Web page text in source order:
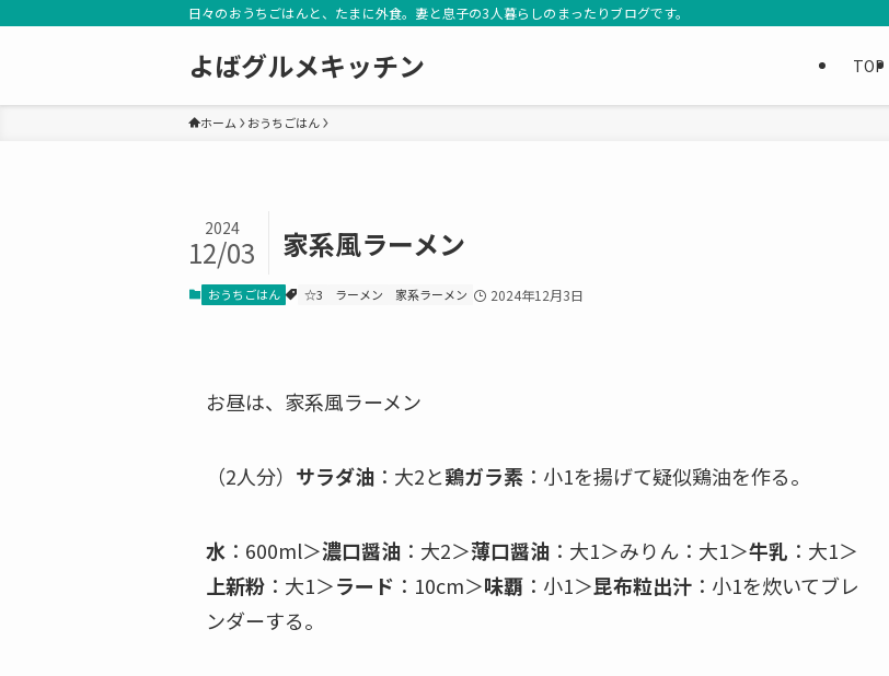
日々のおうちごはんと、たまに外食。妻と息子の3人暮らしのまったりブログです。
よばグルメキッチン TOP
ホーム おうちごはん
家系風ラーメン
2024
12/03
おうちごはん ☆3 ラーメン 家系ラーメン 2024年12月3日
お昼は、家系風ラーメン
（2人分） サラダ油 ：大2と鶏ガラ素 ：小1を揚げて疑似鶏油を作る。
水 ：600ml＞濃口醤油 ：大2＞薄口醤油 ：大1＞みりん：大1＞牛乳 ：大1＞
上新粉 ：大1＞ラード ：10cm＞味覇 ：小1＞昆布粒出汁 ：小1を炊いてブレ
ンダーする。